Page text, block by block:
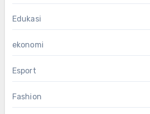
Edukasi
ekonomi
Esport
Fashion